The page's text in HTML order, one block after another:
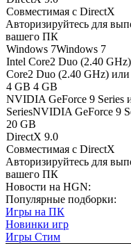
Совместимая с DirectX
Авторизируйтесь для
вашего ПК
Windows 7Windows 7
Intel Core2 Duo (2.40
Core2 Duo (2.40 GHz)
4 GB 4 GB
NVIDIA GeForce 9 Series
SeriesNVIDIA GeForce 9
20 GB
DirectX 9.0
Совместимая с DirectX
Авторизируйтесь для
вашего ПК
Новости на HGN:
Популярные подборки:
Игры на ПК
Новинки игр
Игры Стим